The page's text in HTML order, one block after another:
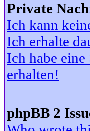
Private
Ich kann
Ich erhalte
Ich habe
erhalten!
phpBB 2